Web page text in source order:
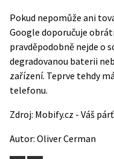
Pokud nepomůže ani
Google doporučuje
pravděpodobně nejde o
degradovanou baterii
zařízení. Teprve tehdy
telefonu.
Zdroj: Mobify.cz - Váš
Autor: Oliver Cerman